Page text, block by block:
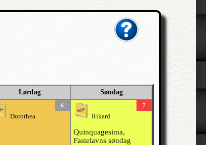
Lørdag Søndag
6
Dorothea
7
Rikard
Quinquagesima,
Fastelavns søndag